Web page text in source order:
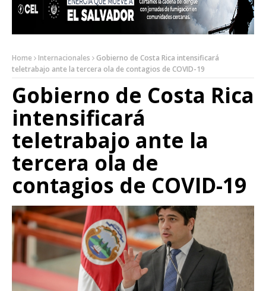
Home Internacionales
Gobierno de Costa Rica intensificará
teletrabajo ante la tercera ola de contagios de COVID-19
Gobierno de Costa Rica
intensificará
teletrabajo ante la
tercera ola de
contagios de COVID-19